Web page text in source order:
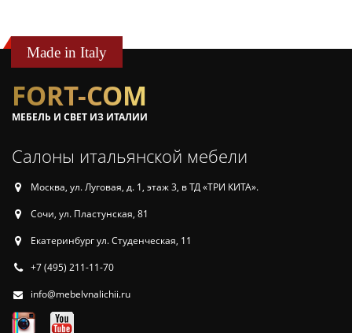
Made in Italy
FORT-COM
МЕБЕЛЬ И СВЕТ ИЗ ИТАЛИИ
Салоны итальянской мебели
Москва, ул. Луговая, д. 1, этаж 3, в ТД «ТРИ КИТА».
Сочи, ул. Пластунская, 81
Екатеринбург ул. Студенческая, 11
+7 (495) 211-11-70
info@mebelvnalichii.ru